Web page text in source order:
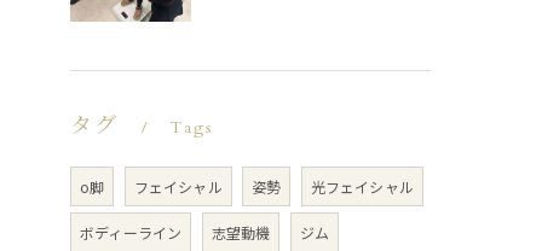
タグ Tags
o脚 フェイシャル 姿勢 光フェイシャル
ボディーライン 志望動機 ジム